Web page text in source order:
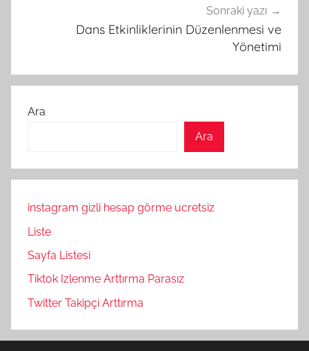
Sonraki yazı
Dans Etkinliklerinin Düzenlenmesi ve
Yönetimi
Ara
Ara
instagram gizli hesap görme ucretsiz
Liste
Sayfa Listesi
Tiktok Izlenme Arttırma Parasız
Twitter Takipçi Arttırma